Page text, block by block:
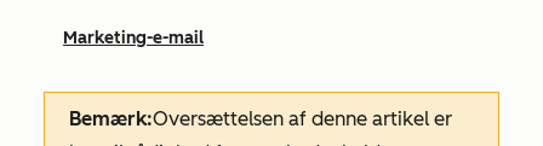
Marketing-e-mail
Bemærk:Oversættelsen af denne artikel er